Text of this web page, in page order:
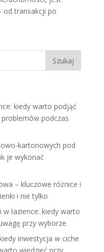
od transakcji po
kiedy warto podjąć
podczas
kartonowych pod
je wykonać
– kluczowe różnice i
i nie tylko
łazience: kiedy warto
przy wyborze
inwestycja w ciche